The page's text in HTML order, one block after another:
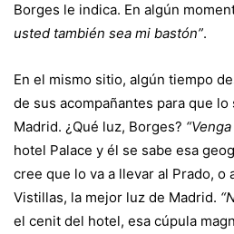
Borges le indica. En algún
usted también sea mi bastón”.
En el mismo sitio, algún tiempo
de sus acompañantes para que
Madrid. ¿Qué luz, Borges?
hotel Palace y él se sabe esa
cree que lo va a llevar al Prado, o
Vistillas, la mejor luz de Madrid.
el cenit del hotel, esa cúpula